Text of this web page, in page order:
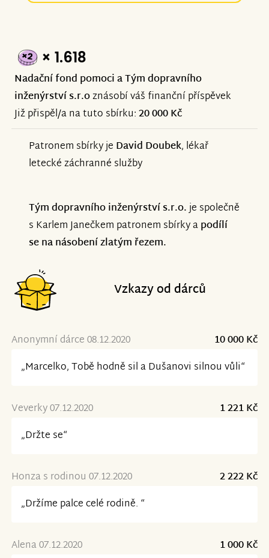
× 1.618
Nadační fond pomoci a Tým dopravního
inženýrství s.r.oznásobí váš finanční příspěvek
Již přispěl/a na tuto sbírku:20 000 Kč
Patronem sbírky je David Doubek, lékař
letecké záchranné služby
Tým dopravního inženýrství s.r.o.je společně
s Karlem Janečkem patronem sbírky apodílí
se na násobení zlatým řezem.
Vzkazy od dárců
Anonymní dárce 08.12.2020
10 000 Kč
„Marcelko, Tobě hodně sil a Dušanovi silnou vůli“
Veverky 07.12.2020
1 221 Kč
„Držte se“
Honza s rodinou 07.12.2020
2 222 Kč
„Držíme palce celé rodině. “
Alena 07.12.2020
1 000 Kč